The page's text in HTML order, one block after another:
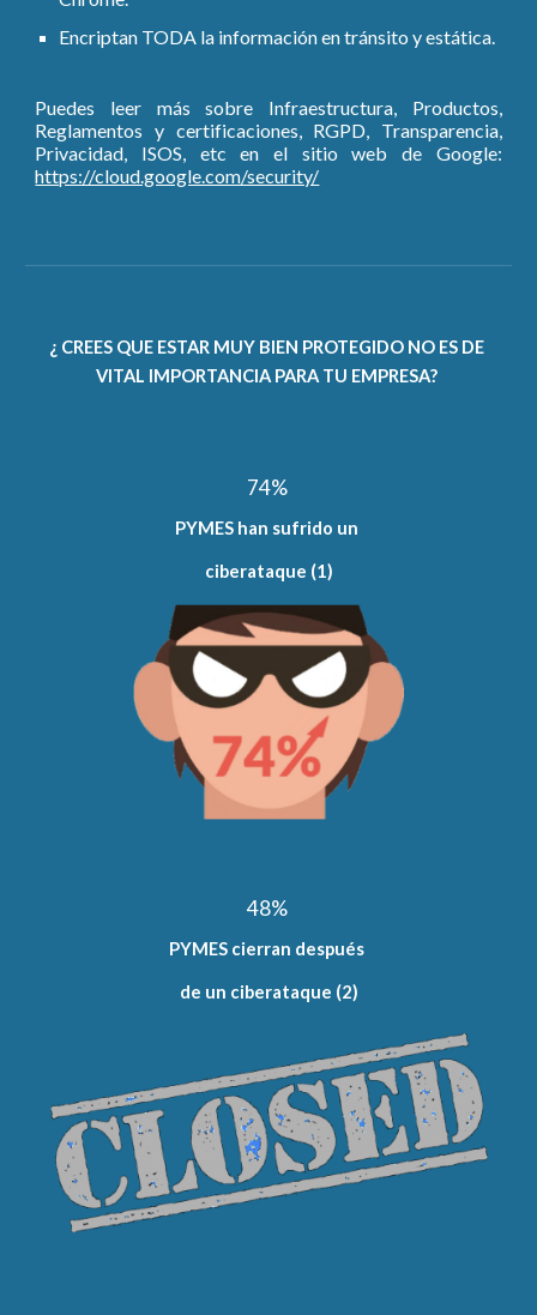
Encriptan TODA la información en tránsito y estática.
Puedes leer más sobre Infraestructura, Productos,
Reglamentos y certificaciones, RGPD, Transparencia,
Privacidad, ISOS, etc en el sitio web de Google:
https://cloud.google.com/security/
¿ CREES QUE ESTAR MUY BIEN PROTEGIDO NO ES DE
VITAL IMPORTANCIA PARA TU EMPRESA?
74%
PYMES han sufrido un
ciberataque (1)
48%
PYMES cierran después
de un ciberataque (2)